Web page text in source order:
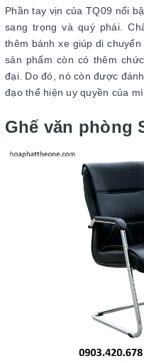
Phần tay vịn của TQ09 nổi
sang trọng và quý phái.
thêm bánh xe giúp di
sản phẩm còn có thêm
đại. Do đó, nó còn được
đạo thể hiện uy quyền của
Ghế văn phòng